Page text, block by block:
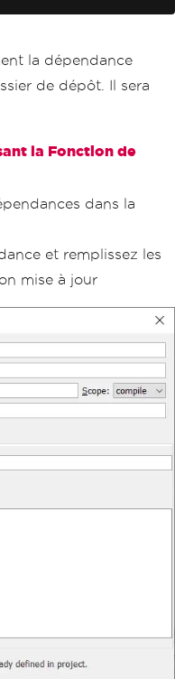
la dépendance
de dépôt. Il sera
la Fonction de
dans la
et remplissez les
mise à jour